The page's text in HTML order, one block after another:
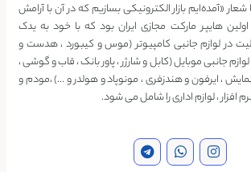
شعار «آمده‌ایم بازار الکترونیکی بسازیم که در آن با آرامش
هایپر مارکت مجازی ایران بود که با خود به یدک
در لوازم جانبی کامپیوتر (موس و کیبورد ، هدست و
جانبی موبایل (کابل و شارژر ، پاور بانک ، قاب و گوشی ،
، ایرفون و هندزفری ، مونوپاد و هولدر و …) ،مودم و
افزار ، لوازم اداری را شامل می شود.